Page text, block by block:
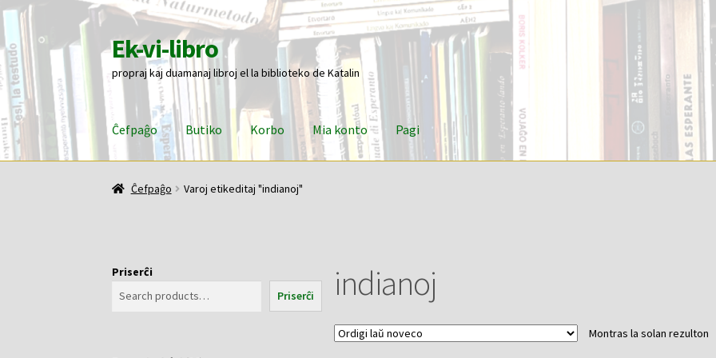
Pretersalti
al
navigado
Iri
rekte
al
enhavo
Ek-vi-libro
propraj kaj duamanaj libroj el la biblioteko de Katalin
Ĉefpaĝo Butiko Korbo Mia konto Pagi
Ĉefpaĝo Butiko Korbo Mia konto Pagi
Ĉefpaĝo Varoj etikeditaj "indianoj"
indianoj
Montras la solan rezulton
Priserĉi
Priserĉi